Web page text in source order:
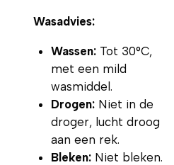
Wasadvies:
Wassen: Tot 30°C,
met een mild
wasmiddel.
Drogen: Niet in de
droger, lucht droog
aan een rek.
Bleken: Niet bleken.